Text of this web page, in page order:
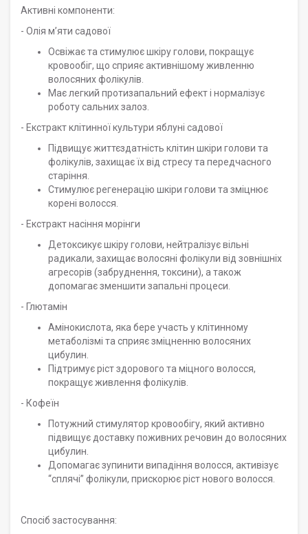
Активні компоненти:
- Олія м’яти садової
Освіжає та стимулює шкіру голови, покращує
кровообіг, що сприяє активнішому живленню
волосяних фолікулів.
Має легкий протизапальний ефект і нормалізує
роботу сальних залоз.
- Екстракт клітинної культури яблуні садової
Підвищує життєздатність клітин шкіри голови та
фолікулів, захищає їх від стресу та передчасного
старіння.
Стимулює регенерацію шкіри голови та зміцнює
корені волосся.
- Екстракт насіння морінги
Детоксикує шкіру голови, нейтралізує вільні
радикали, захищає волосяні фолікули від зовнішніх
агресорів (забруднення, токсини), а також
допомагає зменшити запальні процеси.
- Глютамін
Амінокислота, яка бере участь у клітинному
метаболізмі та сприяє зміцненню волосяних
цибулин.
Підтримує ріст здорового та міцного волосся,
покращує живлення фолікулів.
- Кофеїн
Потужний стимулятор кровообігу, який активно
підвищує доставку поживних речовин до волосяних
цибулин.
Допомагає зупинити випадіння волосся, активізує
“сплячі” фолікули, прискорює ріст нового волосся.
Спосіб застосування: